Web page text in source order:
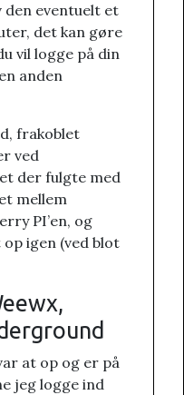
den eventuelt et
det kan gøre
vil logge på din
anden
frakoblet
ved
der fulgte med
mellem
PI’en, og
op igen (ved blot
at op og er på
jeg logge ind